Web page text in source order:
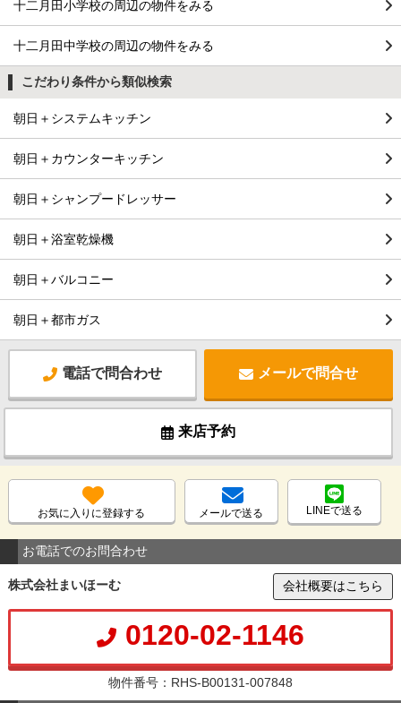
十二月田小学校の周辺の物件をみる
十二月田中学校の周辺の物件をみる
こだわり条件から類似検索
朝日＋システムキッチン
朝日＋カウンターキッチン
朝日＋シャンプードレッサー
朝日＋浴室乾燥機
朝日＋バルコニー
朝日＋都市ガス
電話で問合わせ メールで問合せ
来店予約
お気に入りに登録する メールで送る LINEで送る
お電話でのお問合わせ
株式会社まいほーむ 会社概要はこちら
0120-02-1146
物件番号：RHS-B00131-007848